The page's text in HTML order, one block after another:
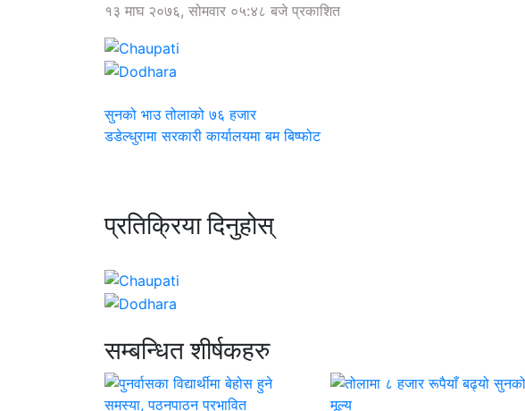
१३ माघ २०७६, सोमवार ०५:४८ बजे प्रकाशित
सुनको भाउ तोलाको ७६ हजार
डडेल्धुरामा सरकारी कार्यालयमा बम बिष्फोट
प्रतिक्रिया दिनुहोस्
सम्बन्धित शीर्षकहरु